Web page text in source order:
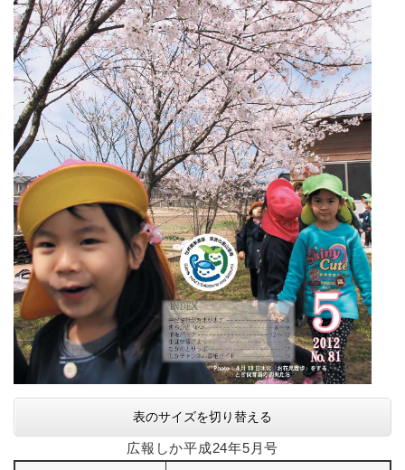
表のサイズを切り替える
広報しか平成24年5月号